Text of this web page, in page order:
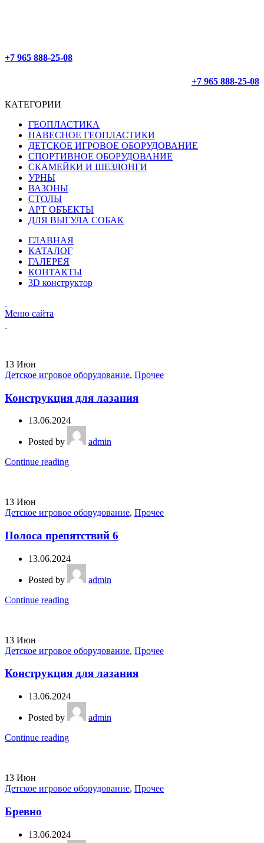
+7 965 888-25-08
+7 965 888-25-08
КАТЕГОРИИ
ГЕОПЛАСТИКА
НАВЕСНОЕ ГЕОПЛАСТИКИ
ДЕТСКОЕ ИГРОВОЕ ОБОРУДОВАНИЕ
СПОРТИВНОЕ ОБОРУДОВАНИЕ
СКАМЕЙКИ И ШЕЗЛОНГИ
УРНЫ
ВАЗОНЫ
СТОЛЫ
АРТ ОБЪЕКТЫ
ДЛЯ ВЫГУЛА СОБАК
ГЛАВНАЯ
КАТАЛОГ
ГАЛЕРЕЯ
КОНТАКТЫ
3D конструктор
Меню сайта
13 Июн
Детское игровое оборудование, Прочее
Конструкция для лазания
13.06.2024
Posted by
admin
Continue reading
13 Июн
Детское игровое оборудование, Прочее
Полоса препятствий 6
13.06.2024
Posted by
admin
Continue reading
13 Июн
Детское игровое оборудование, Прочее
Конструкция для лазания
13.06.2024
Posted by
admin
Continue reading
13 Июн
Детское игровое оборудование, Прочее
Бревно
13.06.2024